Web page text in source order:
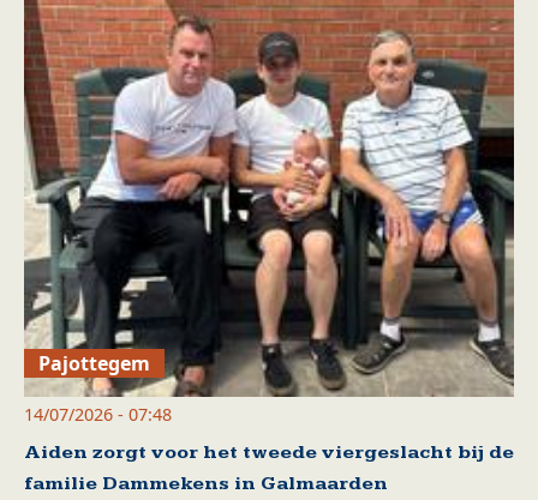
Pajottegem
14/07/2026 - 07:48
Aiden zorgt voor het tweede viergeslacht bij de
familie Dammekens in Galmaarden